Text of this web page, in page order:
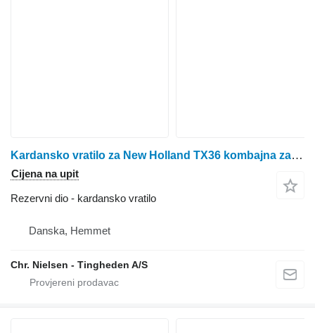
Kardansko vratilo za New Holland TX36 kombajna za žito
Cijena na upit
Rezervni dio - kardansko vratilo
Danska, Hemmet
Chr. Nielsen - Tingheden A/S